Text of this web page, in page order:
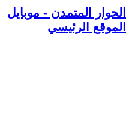
الحوار المتمدن - موبايل
الموقع الرئيسي